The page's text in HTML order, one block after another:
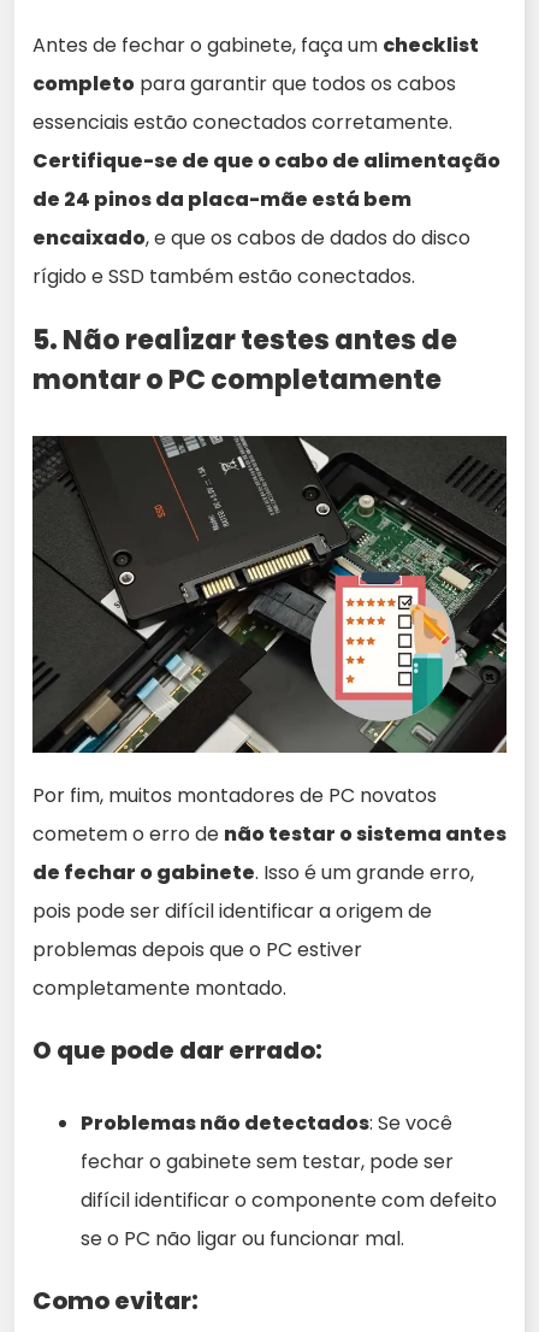
Antes de fechar o gabinete, faça um checklist
completo para garantir que todos os cabos
essenciais estão conectados corretamente.
Certifique-se de que o cabo de alimentação
de 24 pinos da placa-mãe está bem
encaixado, e que os cabos de dados do disco
rígido e SSD também estão conectados.
5. Não realizar testes antes de
montar o PC completamente
Por fim, muitos montadores de PC novatos
cometem o erro de não testar o sistema antes
de fechar o gabinete. Isso é um grande erro,
pois pode ser difícil identificar a origem de
problemas depois que o PC estiver
completamente montado.
O que pode dar errado:
Problemas não detectados: Se você
fechar o gabinete sem testar, pode ser
difícil identificar o componente com defeito
se o PC não ligar ou funcionar mal.
Como evitar: